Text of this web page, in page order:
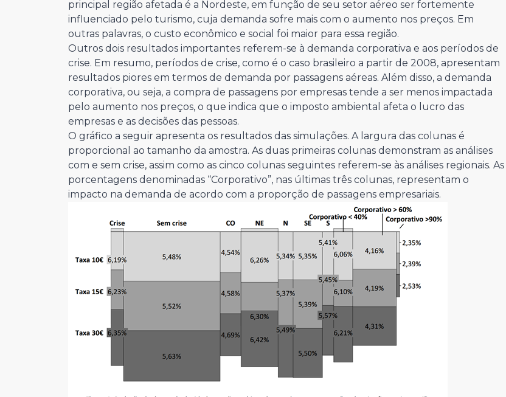
principal região afetada é a Nordeste, em função de seu setor aéreo ser fortemente
influenciado pelo turismo, cuja demanda sofre mais com o aumento nos preços. Em
outras palavras, o custo econômico e social foi maior para essa região.
Outros dois resultados importantes referem-se à demanda corporativa e aos períodos de
crise. Em resumo, períodos de crise, como é o caso brasileiro a partir de 2008, apresentam
resultados piores em termos de demanda por passagens aéreas. Além disso, a demanda
corporativa, ou seja, a compra de passagens por empresas tende a ser menos impactada
pelo aumento nos preços, o que indica que o imposto ambiental afeta o lucro das
empresas e as decisões das pessoas.
O gráfico a seguir apresenta os resultados das simulações. A largura das colunas é
proporcional ao tamanho da amostra. As duas primeiras colunas demonstram as análises
com e sem crise, assim como as cinco colunas seguintes referem-se às análises regionais. As
porcentagens denominadas “Corporativo”, nas últimas três colunas, representam o
impacto na demanda de acordo com a proporção de passagens empresariais.